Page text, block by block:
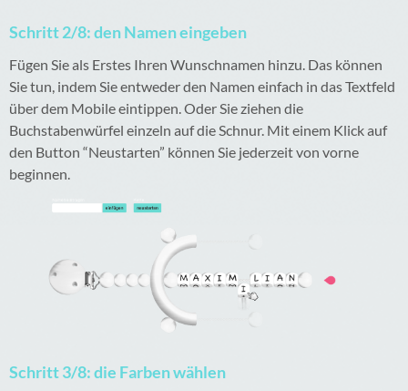
Schritt 2/8: den Namen eingeben
Fügen Sie als Erstes Ihren Wunschnamen hinzu. Das können
Sie tun, indem Sie entweder den Namen einfach in das Textfeld
über dem Mobile eintippen. Oder Sie ziehen die
Buchstabenwürfel einzeln auf die Schnur. Mit einem Klick auf
den Button “Neustarten” können Sie jederzeit von vorne
beginnen.
Schritt 3/8: die Farben wählen